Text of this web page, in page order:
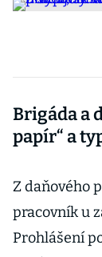
Brigáda a
papír“ a
Z daňového
pracovník u
Prohlášení